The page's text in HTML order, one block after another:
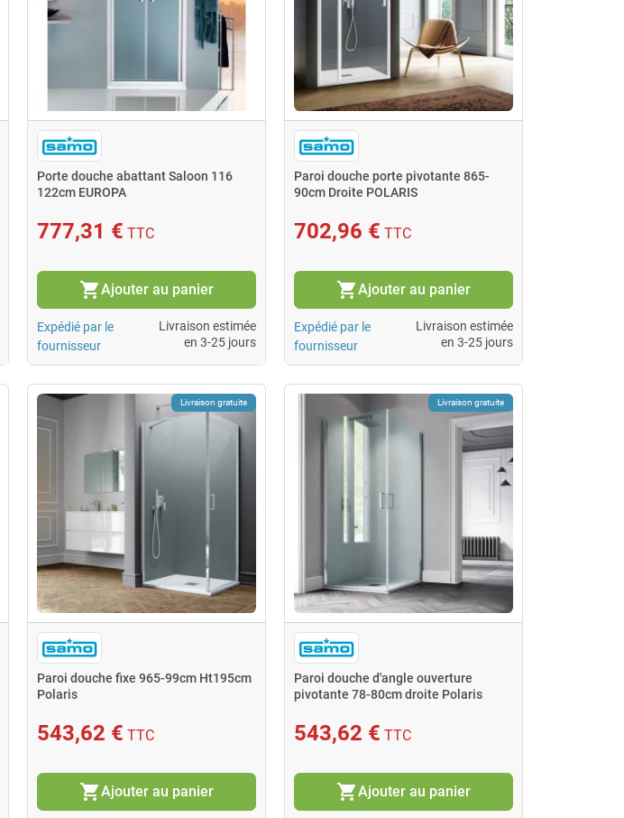
Porte douche abattant Saloon 116
122cm EUROPA
777,31 € TTC
shopping_cartAjouter au panier
Expédié par le
fournisseur
Livraison estimée
en 3-25 jours
Paroi douche porte pivotante 865-
90cm Droite POLARIS
702,96 € TTC
shopping_cartAjouter au panier
Expédié par le
fournisseur
Livraison estimée
en 3-25 jours
Livraison gratuite
Paroi douche fixe 965-99cm Ht195cm
Polaris
543,62 € TTC
shopping_cartAjouter au panier
Livraison gratuite
Paroi douche d'angle ouverture
pivotante 78-80cm droite Polaris
543,62 € TTC
shopping_cartAjouter au panier